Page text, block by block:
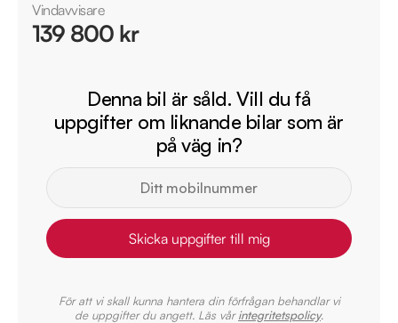
Vindavvisare
139 800 kr
Denna bil är såld. Vill du få
uppgifter om liknande bilar som är
på väg in?
Skicka uppgifter till mig
För att vi skall kunna hantera din förfrågan behandlar vi
de uppgifter du angett. Läs vårintegritetspolicy.